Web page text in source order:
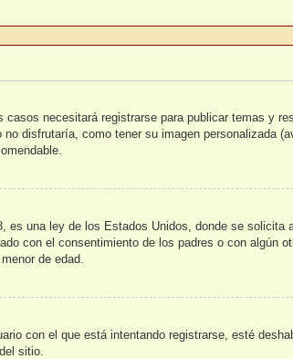
necesitará registrarse para publicar temas y
disfrutaría, como tener su imagen personalizada
es una ley de los Estados Unidos, donde se solicita
con el consentimiento de los padres o con algún
de edad.
con el que está intentando registrarse, esté
sitio.